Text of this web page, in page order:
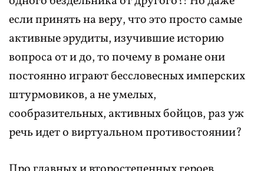
если принять на веру, что это просто самые
активные эрудиты, изучившие историю
вопроса от и до, то почему в романе они
постоянно играют бессловесных имперских
штурмовиков, а не умелых,
сообразительных, активных бойцов, раз уж
речь идет о виртуальном противостоянии?